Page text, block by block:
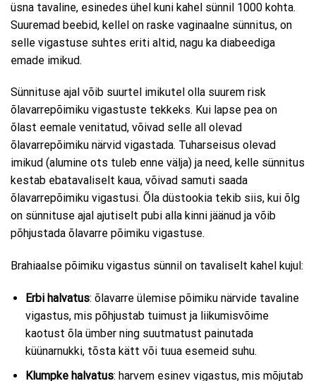
üsna tavaline, esinedes ühel kuni kahel sünnil 1000 kohta.
Suuremad beebid, kellel on raske vaginaalne sünnitus, on
selle vigastuse suhtes eriti altid, nagu ka diabeediga
emade imikud.
Sünnituse ajal võib suurtel imikutel olla suurem risk
õlavarrepõimiku vigastuste tekkeks. Kui lapse pea on
õlast eemale venitatud, võivad selle all olevad
õlavarrepõimiku närvid vigastada. Tuharseisus olevad
imikud (alumine ots tuleb enne välja) ja need, kelle sünnitus
kestab ebatavaliselt kaua, võivad samuti saada
õlavarrepõimiku vigastusi. Õla düstookia tekib siis, kui õlg
on sünnituse ajal ajutiselt pubi alla kinni jäänud ja võib
põhjustada õlavarre põimiku vigastuse.
Brahiaalse põimiku vigastus sünnil on tavaliselt kahel kujul:
Erbi halvatus: õlavarre ülemise põimiku närvide tavaline
vigastus, mis põhjustab tuimust ja liikumisvõime
kaotust õla ümber ning suutmatust painutada
küünarnukki, tõsta kätt või tuua esemeid suhu.
Klumpke halvatus: harvem esinev vigastus, mis mõjutab